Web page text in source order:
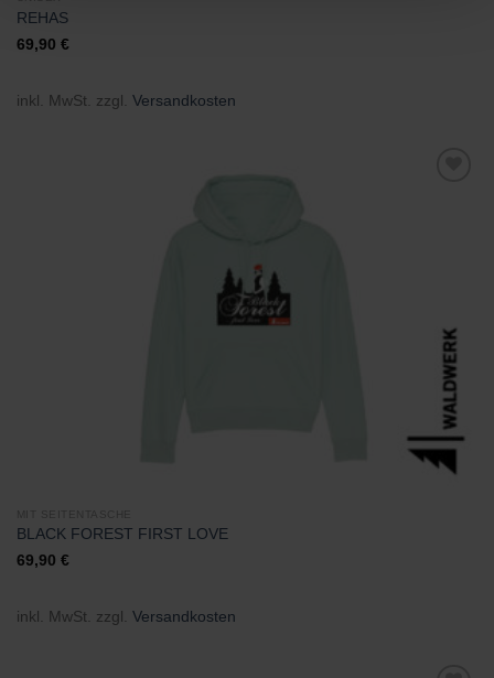
REHAS
69,90 €
inkl. MwSt. zzgl. Versandkosten
MIT SEITENTASCHE
BLACK FOREST FIRST LOVE
69,90 €
inkl. MwSt. zzgl. Versandkosten